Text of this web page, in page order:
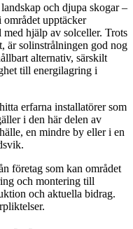
och djupa skogar –
upptäcker
med hjälp av solceller. Trots
är solinstrålningen god nog
alternativ, särskilt
till energilagring i
erfarna installatörer som
i den här delen av
en mindre by eller i en
företag som kan området
och montering till
och aktuella bidrag.